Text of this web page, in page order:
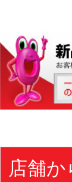
店舗